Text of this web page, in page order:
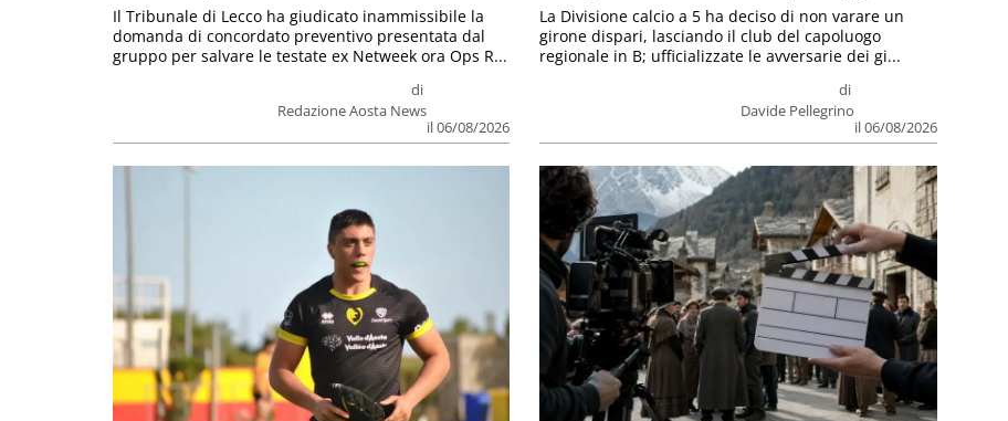
di
Redazione Aosta News
il 06/08/2026
Il Tribunale di Lecco ha giudicato inammissibile la
domanda di concordato preventivo presentata dal
gruppo per salvare le testate ex Netweek ora Ops R...
di
Davide Pellegrino
il 06/08/2026
La Divisione calcio a 5 ha deciso di non varare un
girone dispari, lasciando il club del capoluogo
regionale in B; ufficializzate le avversarie dei gi...